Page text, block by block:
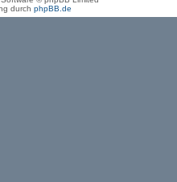
durch phpBB.de